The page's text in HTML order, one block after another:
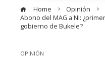
Home
Opinión
Abono del MAG a NI:
gobierno de Bukele?
OPINIÓN